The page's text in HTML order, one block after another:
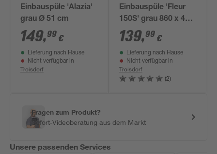
Einbauspüle 'Alazia'
grau Ø 51 cm
149,99 €
Lieferung nach Hause
Nicht verfügbar in
Troisdorf
Einbauspüle 'Fleur
150S' grau 860 x 435
mm
139,99 €
Lieferung nach Hause
Nicht verfügbar in
Troisdorf
(2)
Fragen zum Produkt?
Sofort-Videoberatung aus dem Markt
Unsere passenden Services